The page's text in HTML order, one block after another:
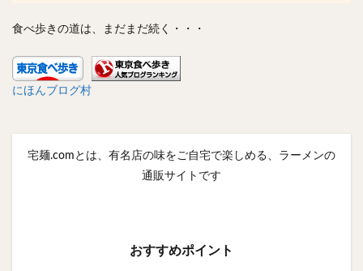
食べ歩きの道は、まだまだ続く・・・
にほんブログ村
宅麺.comとは、有名店の味をご自宅で楽しめる、ラーメンの
通販サイトです
おすすめポイント